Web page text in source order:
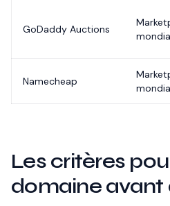
GoDaddy Auctions
Namecheap
Les critères
domaine avant